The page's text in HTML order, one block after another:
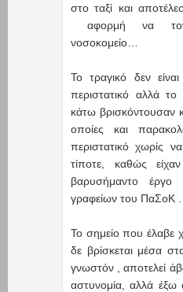
στο ταξί και
αφορμή να
νοσοκομείο…
Το τραγικό δεν
περιστατικό αλλά
κάτω βρισκόντουσαν
οποίες και
περιστατικό χωρίς
τίποτε, καθώς
βαρυσήμαντο
γραφείων του ΠαΣοΚ .
Το σημείο που έλαβε
δε βρίσκεται μέσα
γνωστόν , αποτελεί
αστυνομία, αλλά έξω